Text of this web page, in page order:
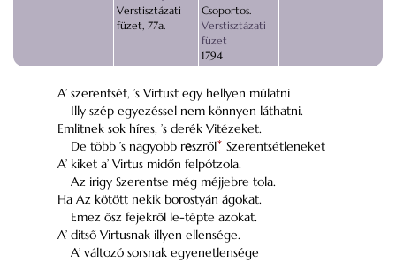
Verstisztázati
füzet, 77a.
Csoportos.
Verstisztázati
füzet
1794
A’ szerentsét, ’s Virtust egy hellyen múlatni
Illy szép egyezéssel nem könnyen láthatni.
Emlitnek sok híres, ’s derék Vitézeket.
De több ’s nagyobb reszről* Szerentsétleneket
A’ kiket a’ Virtus midőn felpótzola.
Az irigy Szerentse még méjjebre tola.
Ha Az kötött nekik borostyán ágokat.
Emez ősz fejekről le-tépte azokat.
A’ ditső Virtusnak illyen ellensége.
A’ változó sorsnak egyenetlensége